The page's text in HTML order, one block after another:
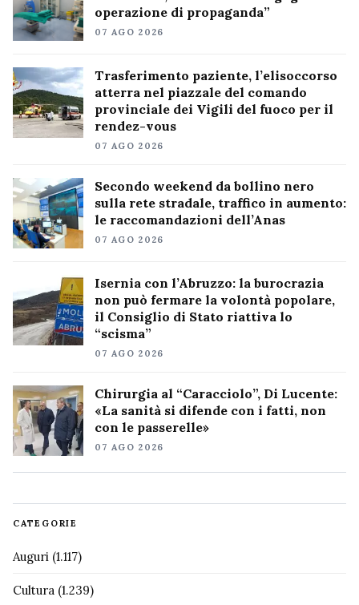
operazione di propaganda”
07 AGO 2026
Trasferimento paziente, l’elisoccorso
atterra nel piazzale del comando
provinciale dei Vigili del fuoco per il
rendez-vous
07 AGO 2026
Secondo weekend da bollino nero
sulla rete stradale, traffico in aumento:
le raccomandazioni dell’Anas
07 AGO 2026
Isernia con l’Abruzzo: la burocrazia
non può fermare la volontà popolare,
il Consiglio di Stato riattiva lo
“scisma”
07 AGO 2026
Chirurgia al “Caracciolo”, Di Lucente:
«La sanità si difende con i fatti, non
con le passerelle»
07 AGO 2026
CATEGORIE
Auguri (1.117)
Cultura (1.239)